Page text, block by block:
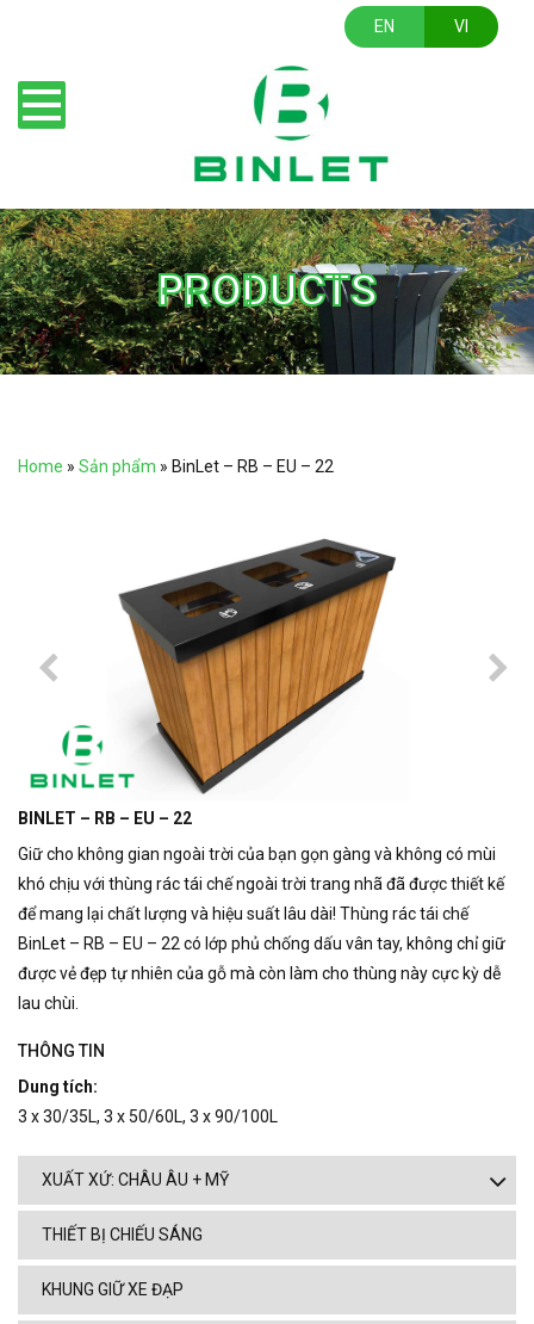
EN VI
PRODUCTS
Home » Sản phẩm » BinLet – RB – EU – 22
BINLET – RB – EU – 22
Giữ cho không gian ngoài trời của bạn gọn gàng và không có mùi
khó chịu với thùng rác tái chế ngoài trời trang nhã đã được thiết kế
để mang lại chất lượng và hiệu suất lâu dài! Thùng rác tái chế
BinLet – RB – EU – 22 có lớp phủ chống dấu vân tay, không chỉ giữ
được vẻ đẹp tự nhiên của gỗ mà còn làm cho thùng này cực kỳ dễ
lau chùi.
THÔNG TIN
Dung tích:
3 x 30/35L, 3 x 50/60L, 3 x 90/100L
XUẤT XỨ: CHÂU ÂU + MỸ
THIẾT BỊ CHIẾU SÁNG
KHUNG GIỮ XE ĐẠP